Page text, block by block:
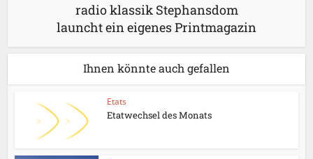
radio klassik Stephansdom
launcht ein eigenes Printmagazin
Ihnen könnte auch gefallen
Etats
Etatwechsel des Monats